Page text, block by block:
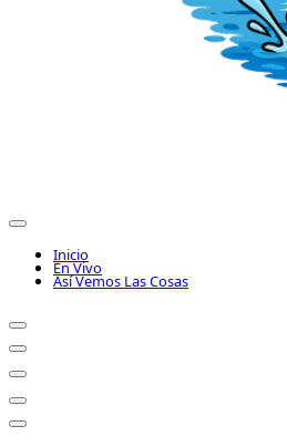
Inicio
En Vivo
Así Vemos Las Cosas